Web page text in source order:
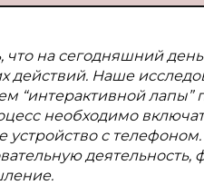
что на сегодняшний
Наше
“интерактивной лапы”
необходимо
с
деятельность,